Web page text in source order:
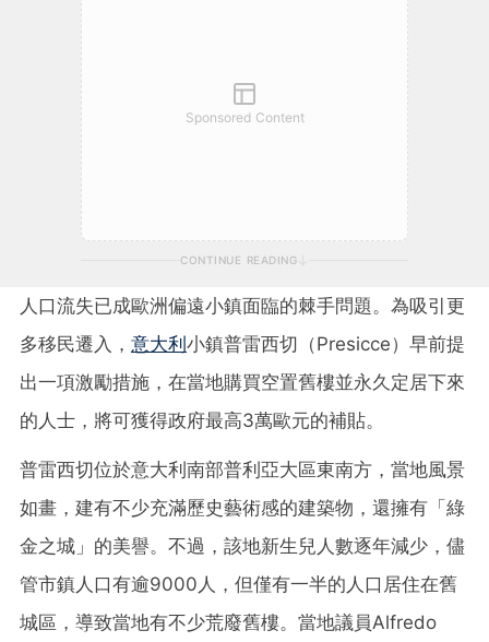
Sponsored Content
CONTINUE READING
人口流失已成歐洲偏遠小鎮面臨的棘手問題。為吸引更
多移民遷入， 意大利小鎮普雷西切（Presicce）早前提
出一項激勵措施，在當地購買空置舊樓並永久定居下來
的人士，將可獲得政府最高3萬歐元的補貼。
普雷西切位於意大利南部普利亞大區東南方，當地風景
如畫，建有不少充滿歷史藝術感的建築物，還擁有「綠
金之城」的美譽。不過，該地新生兒人數逐年減少，儘
管市鎮人口有逾9000人，但僅有一半的人口居住在舊
城區，導致當地有不少荒廢舊樓。當地議員Alfredo